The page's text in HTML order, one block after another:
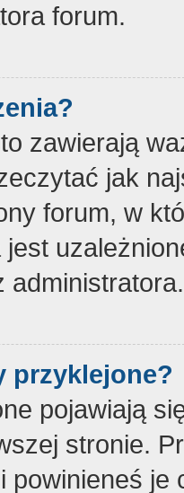
forum.
zawierają
jak
forum, w
jest
administratora.
przyklejone?
pojawiają
stronie.
powinieneś je